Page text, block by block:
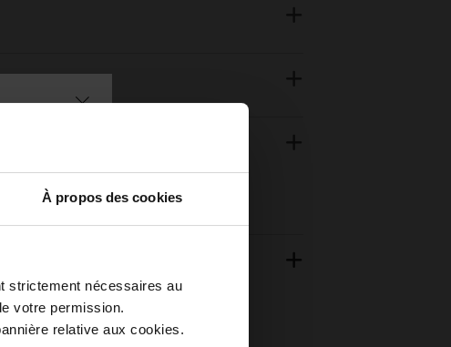
À propos des cookies
strictement nécessaires au
votre permission.
relative aux cookies.